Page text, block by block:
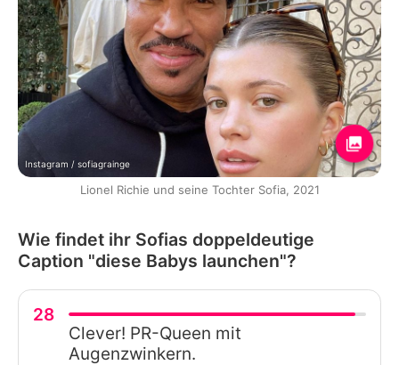
Instagram / sofiagrainge
Lionel Richie und seine Tochter Sofia, 2021
Wie findet ihr Sofias doppeldeutige
Caption "diese Babys launchen"?
28
Clever! PR-Queen mit
Augenzwinkern.